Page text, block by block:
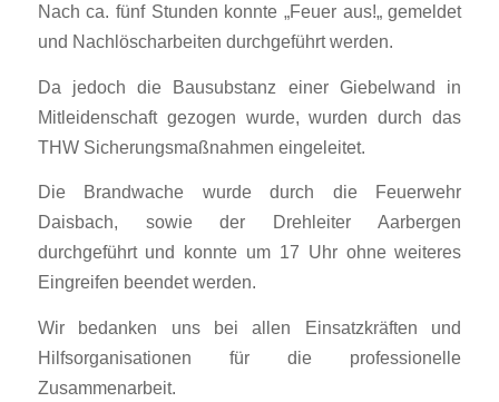
Nach ca. fünf Stunden konnte „Feuer aus!„ gemeldet
und Nachlöscharbeiten durchgeführt werden.
Da jedoch die Bausubstanz einer Giebelwand in
Mitleidenschaft gezogen wurde, wurden durch das
THW Sicherungsmaßnahmen eingeleitet.
Die Brandwache wurde durch die Feuerwehr
Daisbach, sowie der Drehleiter Aarbergen
durchgeführt und konnte um 17 Uhr ohne weiteres
Eingreifen beendet werden.
Wir bedanken uns bei allen Einsatzkräften und
Hilfsorganisationen für die professionelle
Zusammenarbeit.